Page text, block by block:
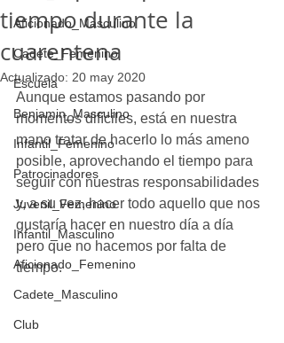
Aficionado_Masculino
Cadete_Femenino
Escuela
Benjamin_Masculino
Infantil_Femenino
Patrocinadores
Juvenil_Femenino
Infantil_Masculino
Aficionado_Femenino
Cadete_Masculino
Club
tiempo durante la
cuarentena
Actualizado: 20 may 2020
Aunque estamos pasando por
momentos difíciles, está en nuestra
mano tratar de hacerlo lo más ameno
posible, aprovechando el tiempo para
seguir con nuestras responsabilidades
y, a su vez, hacer todo aquello que nos
gustaría hacer en nuestro día a día
pero que no hacemos por falta de
tiempo.